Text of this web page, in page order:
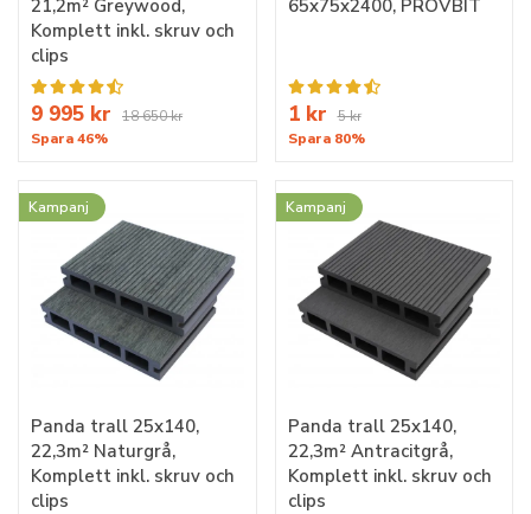
21,2m² Greywood,
Komplett inkl. skruv och
clips
9 995 kr
18 650 kr
Spara 46%
65x75x2400, PROVBIT
1 kr 5 kr
Spara 80%
Kampanj
Panda trall 25x140,
22,3m² Naturgrå,
Komplett inkl. skruv och
clips
Kampanj
Panda trall 25x140,
22,3m² Antracitgrå,
Komplett inkl. skruv och
clips